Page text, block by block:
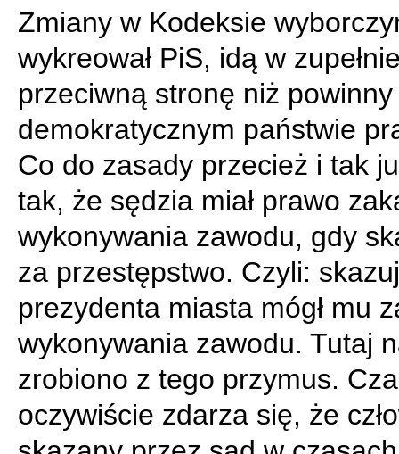
Zmiany w Kodeksie
wykreował PiS, idą w
przeciwną stronę niż powinny
demokratycznym państwie
Co do zasady przecież i tak
tak, że sędzia miał prawo
wykonywania zawodu, gdy
za przestępstwo. Czyli:
prezydenta miasta mógł mu
wykonywania zawodu. Tutaj
zrobiono z tego przymus.
oczywiście zdarza się, że